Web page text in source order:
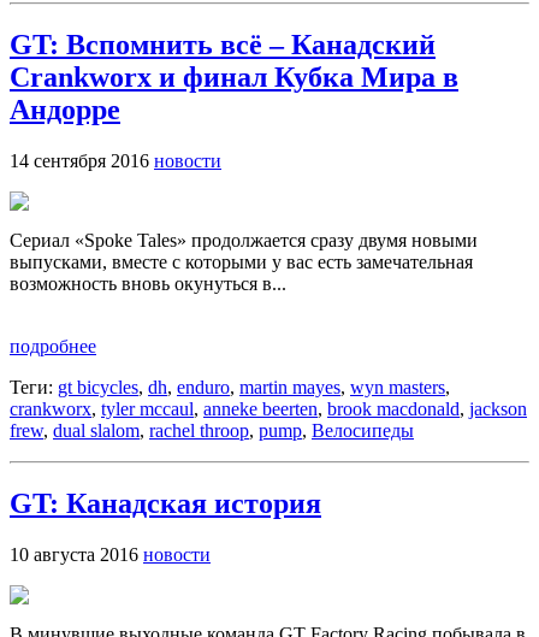
GT: Вспомнить всё – Канадский
Crankworx и финал Кубка Мира в
Андорре
14 сентября 2016 новости
Сериал «Spoke Tales» продолжается сразу двумя новыми
выпусками, вместе с которыми у вас есть замечательная
возможность вновь окунуться в...
подробнее
Теги: gt bicycles, dh, enduro, martin mayes, wyn masters,
crankworx, tyler mccaul, anneke beerten, brook macdonald, jackson
frew, dual slalom, rachel throop, pump, Велосипеды
GT: Канадская история
10 августа 2016 новости